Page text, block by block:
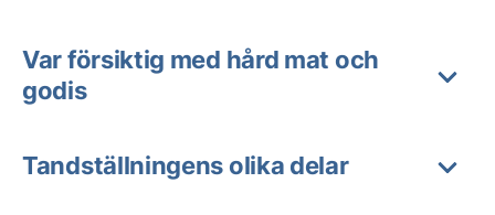
Var försiktig med hård mat och
godis
Tandställningens olika delar